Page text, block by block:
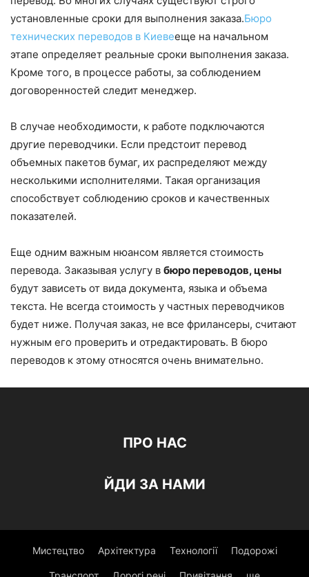
установленные сроки для выполнения заказа.Бюро
технических переводов в Киевееще на начальном
этапе определяет реальные сроки выполнения заказа.
Кроме того, в процессе работы, за соблюдением
договоренностей следит менеджер.
В случае необходимости, к работе подключаются
другие переводчики. Если предстоит перевод
объемных пакетов бумаг, их распределяют между
несколькими исполнителями. Такая организация
способствует соблюдению сроков и качественных
показателей.
Еще одним важным нюансом является стоимость
перевода. Заказывая услугу в бюро переводов, цены
будут зависеть от вида документа, языка и объема
текста. Не всегда стоимость у частных переводчиков
будет ниже. Получая заказ, не все фрилансеры, считают
нужным его проверить и отредактировать. В бюро
переводов к этому относятся очень внимательно.
ПРО НАС
ЙДИ ЗА НАМИ
Мистецтво Архітектура Технології Подорожі